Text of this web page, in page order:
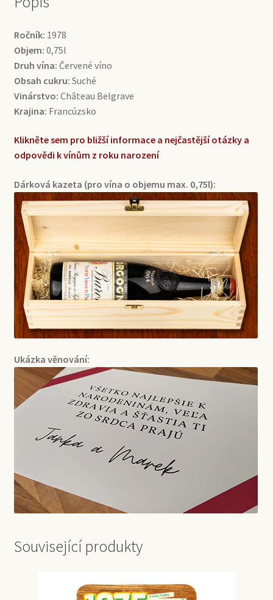
Ročník: 1978
Objem: 0,75l
Druh vína: Červené víno
Obsah cukru: Suché
Vinárstvo: Château Belgrave
Krajina: Francúzsko
Klikněte sem pro bližší informace a nejčastější otázky a
odpovědi k vínům z roku narození
Dárková kazeta (pro vína o objemu max. 0,75l):
Ukázka věnování:
Související produkty